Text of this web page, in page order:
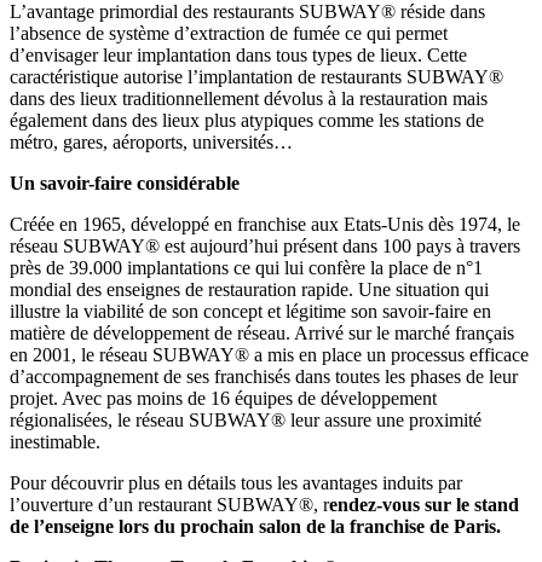
L’avantage primordial des restaurants SUBWAY® réside dans
l’absence de système d’extraction de fumée ce qui permet
d’envisager leur implantation dans tous types de lieux. Cette
caractéristique autorise l’implantation de restaurants SUBWAY®
dans des lieux traditionnellement dévolus à la restauration mais
également dans des lieux plus atypiques comme les stations de
métro, gares, aéroports, universités…
Un savoir-faire considérable
Créée en 1965, développé en franchise aux Etats-Unis dès 1974, le
réseau SUBWAY® est aujourd’hui présent dans 100 pays à travers
près de 39.000 implantations ce qui lui confère la place de n°1
mondial des enseignes de restauration rapide. Une situation qui
illustre la viabilité de son concept et légitime son savoir-faire en
matière de développement de réseau. Arrivé sur le marché français
en 2001, le réseau SUBWAY® a mis en place un processus efficace
d’accompagnement de ses franchisés dans toutes les phases de leur
projet. Avec pas moins de 16 équipes de développement
régionalisées, le réseau SUBWAY® leur assure une proximité
inestimable.
Pour découvrir plus en détails tous les avantages induits par
l’ouverture d’un restaurant SUBWAY®, rendez-vous sur le stand
de l’enseigne lors du prochain salon de la franchise de Paris.